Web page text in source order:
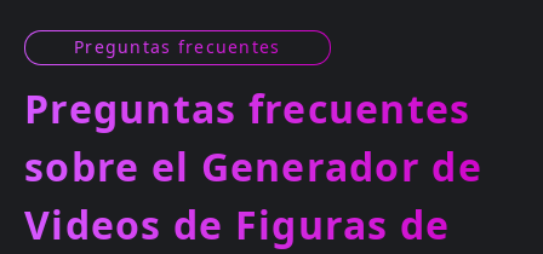
Preguntas frecuentes
Preguntas frecuentes
sobre el Generador de
Videos de Figuras de